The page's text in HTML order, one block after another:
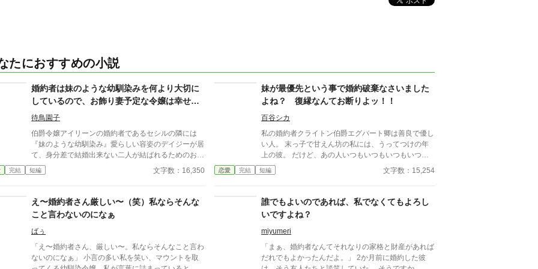
たにおすすめの小説
婚約者は妹のような幼馴染みを何より大切に
しているので、お飾り妻予定な令嬢は幸せに
なることを諦めた……はずでした。
待鳥園子
伯爵令嬢アイリーンの婚約者であるセシルの隣には
『妹のような幼馴染み』愛らしい容姿のデイジーが居
て、身分差で結婚出来ない二人が結ばれるためのお飾
り妻にされてしまうことが耐えられなかった。 そし
て、二人がふざけて婚姻届を書いている光景を見て、
を感じていた……のだけど！？
完結 短編 文字数：16,350
妹が最優先という事で婚約破棄なさいました
よね？ 復縁なんてお断りよッ！！
百谷シカ
私の婚約者クライトン伯爵エグバート卿は善良で優し
い人。 末っ子で甘えん坊の私には、うってつけの年
上の彼。 だけど、あの人いつもいつもいつもいつ
も……なんかもうエンドレスに妹たちの世話をやいて
いる。 そしてついに、言われたのだ。 「妹の結婚が
そして破談になった私に、メイスフィールド伯爵から
救いの手が差し伸べられた。 次々と舞い込んでくる
求婚話。 そんな中、妹の結婚が片付いたと言ってエ
グバート卿が復縁をもちかけてきた。 「嘘でしょ？
本気？」 私は、愛のない結婚なんてしないわよ？ =
===================================== ☆読
者様の御親切に心から感謝申し上げます。本当にあり
恋愛 完結 短編 文字数：15,254
え〜婚約者さん厳しい〜（笑）私ならそんな
こと言わないのになぁ
ばぅ
「え〜婚約者さん、厳しい〜。私ならそんなこと言わ
ないのになぁ」 小言の多い私を笑い、マウントを取
誰でもよいのであれば、私でなくてもよろし
いですよね？
miyumeri
「まぁ、婚約者なんてそれなりの家格と財産があれば
だれでもよかったんだよ。」 2か月前に婚約した彼